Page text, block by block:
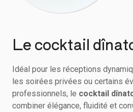
Le cocktail
Idéal pour les réceptions
les soirées privées ou certains
professionnels, le cocktail
combiner élégance, fluidité et